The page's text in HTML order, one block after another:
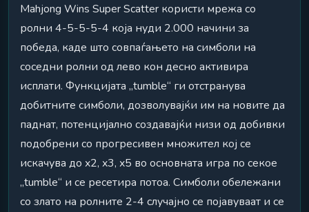
Mahjong Wins Super Scatter користи мрежа со
ролни 4-5-5-5-4 која нуди 2.000 начини за
победа, каде што совпаѓањето на симболи на
соседни ролни од лево кон десно активира
исплати. Функцијата „tumble“ ги отстранува
добитните симболи, дозволувајќи им на новите да
паднат, потенцијално создавајќи низи од добивки
подобрени со прогресивен множител кој се
искачува до x2, x3, x5 во основната игра по секое
„tumble“ и се ресетира потоа. Симболи обележани
со злато на ролните 2-4 случајно се појавуваат и се